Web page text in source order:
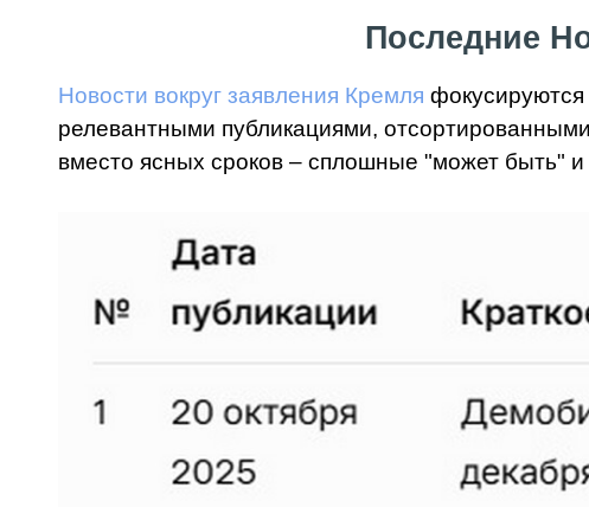
Последние
Новости вокруг заявления Кремля фокусируются
релевантными публикациями,
вместо ясных сроков – сплошные "может быть" и